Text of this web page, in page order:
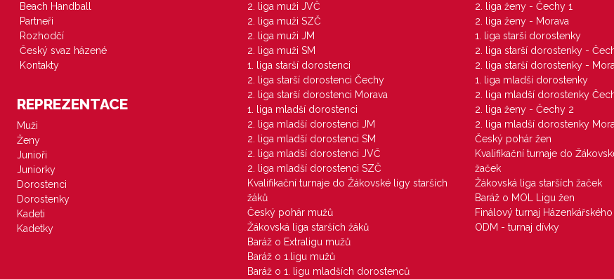
Beach Handball
Partneři
Rozhodčí
Český svaz házené
Kontakty
REPREZENTACE
Muži
Ženy
Junioři
Juniorky
Dorostenci
Dorostenky
Kadeti
Kadetky
2. liga muži JVČ
2. liga muži SZČ
2. liga muži JM
2. liga muži SM
1. liga starší dorostenci
2. liga starší dorostenci Čechy
2. liga starší dorostenci Morava
1. liga mladší dorostenci
2. liga mladší dorostenci JM
2. liga mladší dorostenci SM
2. liga mladší dorostenci JVČ
2. liga mladší dorostenci SZČ
Kvalifikační turnaje do Žákovské ligy starších
žáků
Český pohár mužů
Žákovská liga starších žáků
Baráž o Extraligu mužů
Baráž o 1.ligu mužů
Baráž o 1. ligu mladších dorostenců
2. liga ženy - Čechy 1
2. liga ženy - Morava
1. liga starší dorostenky
2. liga starší dorostenky -
2. liga starší dorostenky -
1. liga mladší dorostenky
2. liga mladší dorostenky
2. liga ženy - Čechy 2
2. liga mladší dorostenky
Český pohár žen
Kvalifikační turnaje do
žaček
Žákovská liga starších žaček
Baráž o MOL Ligu žen
Finálový turnaj
ODM - turnaj dívky